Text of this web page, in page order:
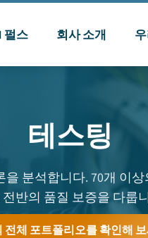
펄스 회사 소개
테스팅
분석합니다. 70개 이
전반의 품질 보증을 다룹
전체 포트폴리오를 확인해